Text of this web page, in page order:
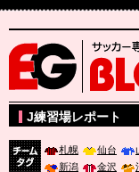
サッカー専門新聞
J練習場レポート
札幌 仙台
新潟
金沢